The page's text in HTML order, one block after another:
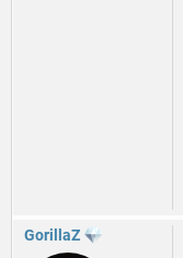
GorillaZ